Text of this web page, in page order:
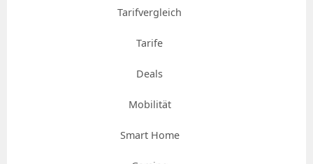
Tarifvergleich
Tarife
Deals
Mobilität
Smart Home